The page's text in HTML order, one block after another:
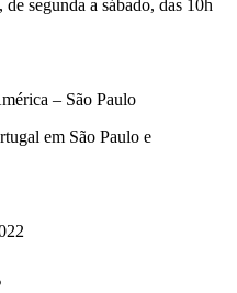
segunda a sábado, das 10h
– São Paulo
em São Paulo e